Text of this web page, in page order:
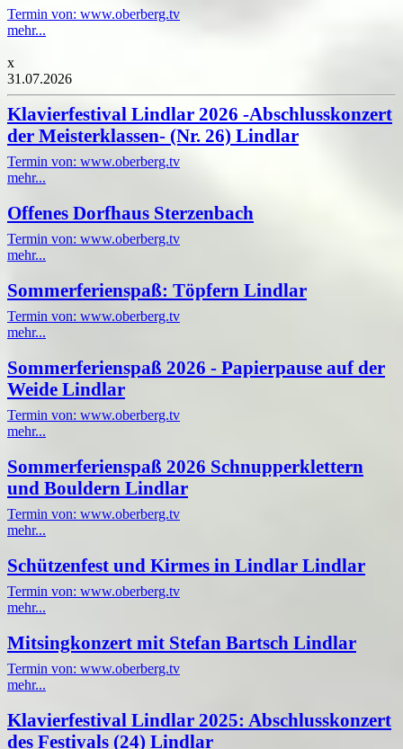
Termin von: www.oberberg.tv
mehr...
x
31.07.2026
Klavierfestival Lindlar 2026 -Abschlusskonzert
der Meisterklassen- (Nr. 26) Lindlar
Termin von: www.oberberg.tv
mehr...
Offenes Dorfhaus Sterzenbach
Termin von: www.oberberg.tv
mehr...
Sommerferienspaß: Töpfern Lindlar
Termin von: www.oberberg.tv
mehr...
Sommerferienspaß 2026 - Papierpause auf der
Weide Lindlar
Termin von: www.oberberg.tv
mehr...
Sommerferienspaß 2026 Schnupperklettern
und Bouldern Lindlar
Termin von: www.oberberg.tv
mehr...
Schützenfest und Kirmes in Lindlar Lindlar
Termin von: www.oberberg.tv
mehr...
Mitsingkonzert mit Stefan Bartsch Lindlar
Termin von: www.oberberg.tv
mehr...
Klavierfestival Lindlar 2025: Abschlusskonzert
des Festivals (24) Lindlar